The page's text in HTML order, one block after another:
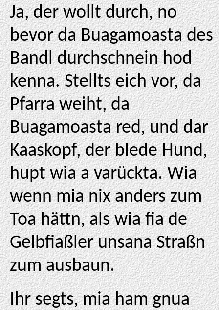
Ja, der wollt durch, no
bevor da Buagamoasta des
Bandl durchschnein hod
kenna. Stellts eich vor, da
Pfarra weiht, da
Buagamoasta red, und dar
Kaaskopf, der blede Hund,
hupt wia a varückta. Wia
wenn mia nix anders zum
Toa hättn, als wia fia de
Gelbfiaßler unsana Straßn
zum ausbaun.
Ihr segts, mia ham gnua